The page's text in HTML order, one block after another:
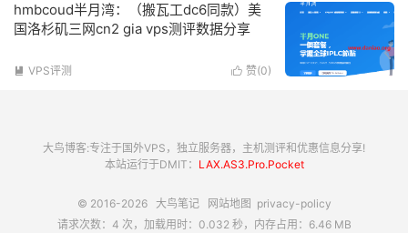
hmbcoud半月湾：（搬瓦工dc6同款）美
国洛杉矶三网cn2 gia vps测评数据分享
 赞(0)
 VPS评测
大鸟博客:专注于国外VPS，独立服务器，主机测评和优惠信息分享!
本站运行于DMIT： LAX.AS3.Pro.Pocket
© 2016-2026 大鸟笔记 网站地图 privacy-policy
请求次数：4 次，加载用时：0.032 秒，内存占用：6.46 MB